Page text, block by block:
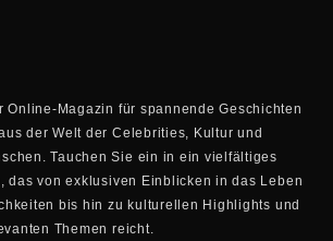
Online-Magazin für spannende Geschichten
der Welt der Celebrities, Kultur und
Tauchen Sie ein in ein vielfältiges
das von exklusiven Einblicken in das Leben
bis hin zu kulturellen Highlights und
Themen reicht.